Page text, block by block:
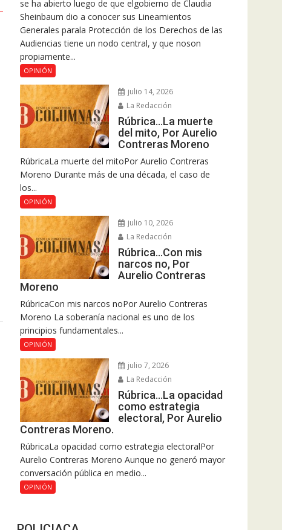
se ha abierto luego de que elgobierno de Claudia
Sheinbaum dio a conocer sus Lineamientos
Generales parala Protección de los Derechos de las
Audiencias tiene un nodo central, y que noson
propiamente...
OPINIÓN
julio 14, 2026
La Redacción
Rúbrica…La muerte
del mito, Por Aurelio
Contreras Moreno
RúbricaLa muerte del mitoPor Aurelio Contreras
Moreno Durante más de una década, el caso de
los...
OPINIÓN
julio 10, 2026
La Redacción
Rúbrica…Con mis
narcos no, Por
Aurelio Contreras
Moreno
RúbricaCon mis narcos noPor Aurelio Contreras
Moreno La soberanía nacional es uno de los
principios fundamentales...
OPINIÓN
julio 7, 2026
La Redacción
Rúbrica…La opacidad
como estrategia
electoral, Por Aurelio
Contreras Moreno.
RúbricaLa opacidad como estrategia electoralPor
Aurelio Contreras Moreno Aunque no generó mayor
conversación pública en medio...
OPINIÓN